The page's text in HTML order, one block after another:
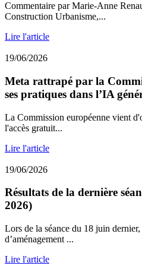
Commentaire par Marie-Anne
Construction Urbanisme,...
Lire l'article
19/06/2026
Meta rattrapé par la
ses pratiques dans l’IA
La Commission européenne vient
l'accès gratuit...
Lire l'article
19/06/2026
Résultats de la dernière
2026)
Lors de la séance du 18 juin
d’aménagement ...
Lire l'article